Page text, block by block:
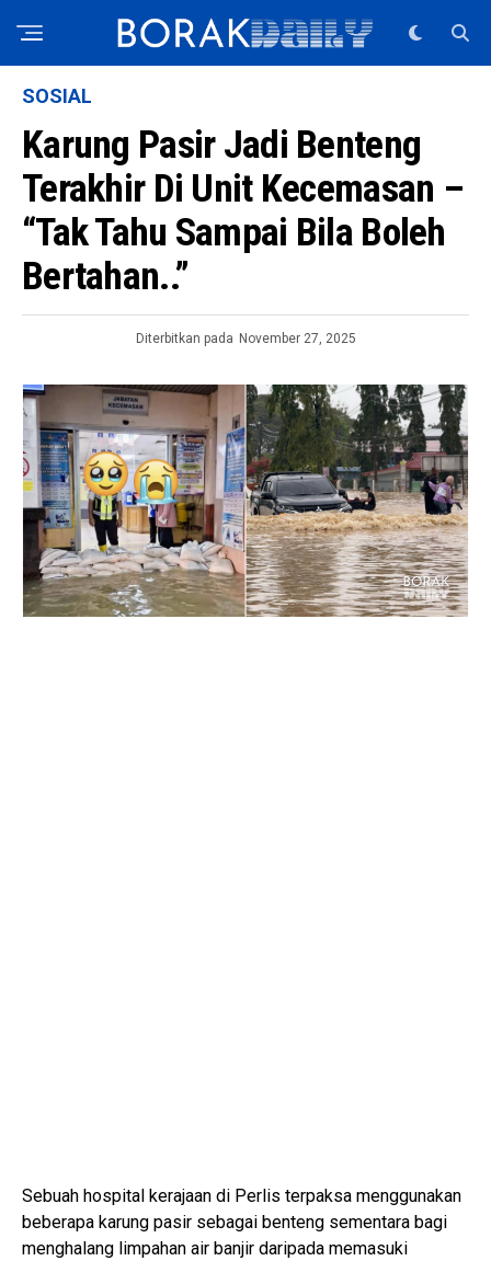
SOSIAL
Karung Pasir Jadi Benteng
Terakhir Di Unit Kecemasan –
“Tak Tahu Sampai Bila Boleh
Bertahan..”
Diterbitkan pada November 27, 2025
Sebuah hospital kerajaan di Perlis terpaksa menggunakan
beberapa karung pasir sebagai benteng sementara bagi
menghalang limpahan air banjir daripada memasuki